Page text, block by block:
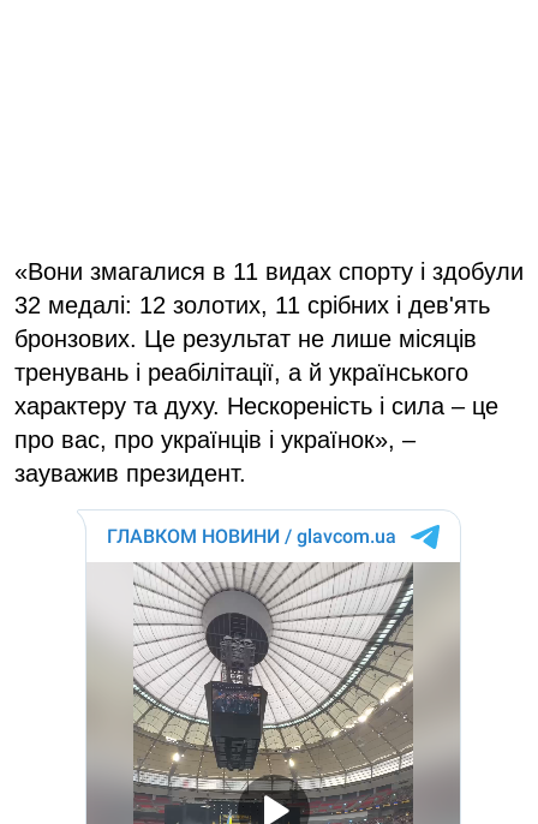
«Вони змагалися в 11 видах спорту і здобули
32 медалі: 12 золотих, 11 срібних і дев'ять
бронзових. Це результат не лише місяців
тренувань і реабілітації, а й українського
характеру та духу. Нескореність і сила – це
про вас, про українців і українок», –
зауважив президент.